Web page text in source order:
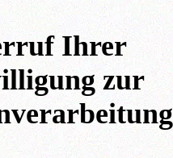
Ihrer
zur